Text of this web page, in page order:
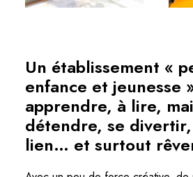
Un établissement «
enfance et jeunesse
apprendre, à lire,
détendre, se
lien… et surtout